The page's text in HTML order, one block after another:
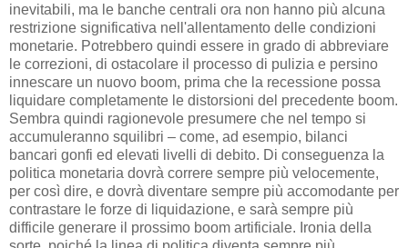
inevitabili, ma le banche centrali ora non hanno più alcuna
restrizione significativa nell'allentamento delle condizioni
monetarie. Potrebbero quindi essere in grado di abbreviare
le correzioni, di ostacolare il processo di pulizia e persino
innescare un nuovo boom, prima che la recessione possa
liquidare completamente le distorsioni del precedente boom.
Sembra quindi ragionevole presumere che nel tempo si
accumuleranno squilibri – come, ad esempio, bilanci
bancari gonfi ed elevati livelli di debito. Di conseguenza la
politica monetaria dovrà correre sempre più velocemente,
per così dire, e dovrà diventare sempre più accomodante per
contrastare le forze di liquidazione, e sarà sempre più
difficile generare il prossimo boom artificiale. Ironia della